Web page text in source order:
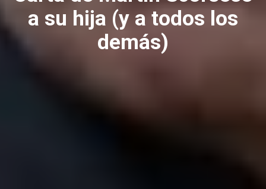
a su hija (y a todos los
demás)